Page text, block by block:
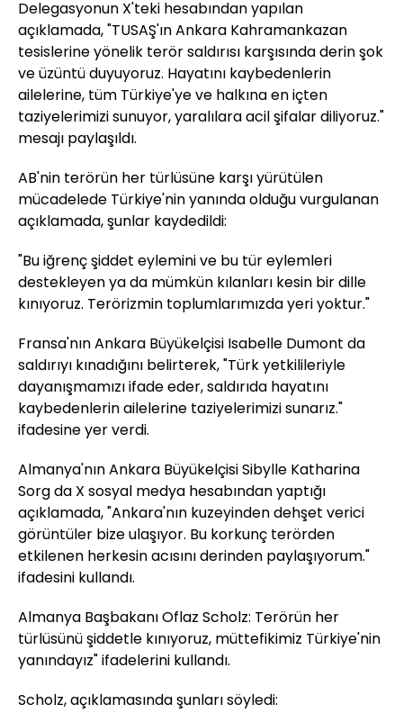
Delegasyonun X'teki hesabından yapılan
açıklamada, "TUSAŞ'ın Ankara Kahramankazan
tesislerine yönelik terör saldırısı karşısında derin şok
ve üzüntü duyuyoruz. Hayatını kaybedenlerin
ailelerine, tüm Türkiye'ye ve halkına en içten
taziyelerimizi sunuyor, yaralılara acil şifalar diliyoruz."
mesajı paylaşıldı.
AB'nin terörün her türlüsüne karşı yürütülen
mücadelede Türkiye'nin yanında olduğu vurgulanan
açıklamada, şunlar kaydedildi:
"Bu iğrenç şiddet eylemini ve bu tür eylemleri
destekleyen ya da mümkün kılanları kesin bir dille
kınıyoruz. Terörizmin toplumlarımızda yeri yoktur."
Fransa'nın Ankara Büyükelçisi Isabelle Dumont da
saldırıyı kınadığını belirterek, "Türk yetkilileriyle
dayanışmamızı ifade eder, saldırıda hayatını
kaybedenlerin ailelerine taziyelerimizi sunarız."
ifadesine yer verdi.
Almanya'nın Ankara Büyükelçisi Sibylle Katharina
Sorg da X sosyal medya hesabından yaptığı
açıklamada, "Ankara'nın kuzeyinden dehşet verici
görüntüler bize ulaşıyor. Bu korkunç terörden
etkilenen herkesin acısını derinden paylaşıyorum."
ifadesini kullandı.
Almanya Başbakanı Oflaz Scholz: Terörün her
türlüsünü şiddetle kınıyoruz, müttefikimiz Türkiye'nin
yanındayız" ifadelerini kullandı.
Scholz, açıklamasında şunları söyledi: